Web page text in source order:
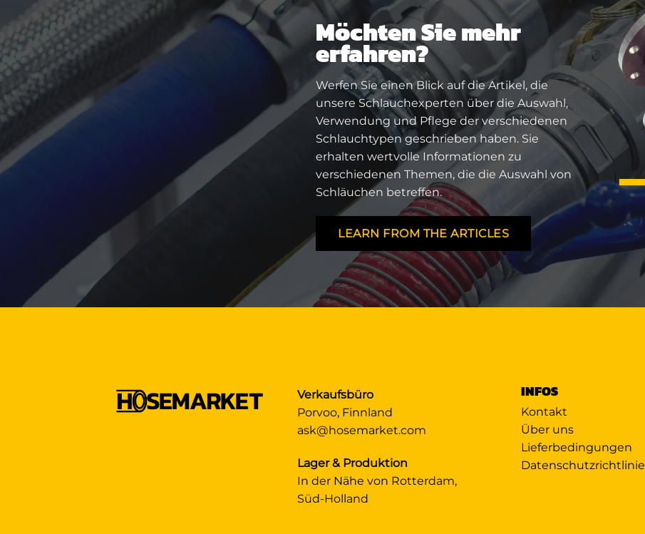
Möchten Sie mehr
erfahren?
Werfen Sie einen Blick auf die Artikel, die
unsere Schlauchexperten über die Auswahl,
Verwendung und Pflege der verschiedenen
Schlauchtypen geschrieben haben. Sie
erhalten wertvolle Informationen zu
verschiedenen Themen, die die Auswahl von
Schläuchen betreffen.
LEARN FROM THE ARTICLES
Verkaufsbüro
Porvoo, Finnland
ask@hosemarket.com
Lager & Produktion
In der Nähe von Rotterdam,
Süd-Holland
INFOS
Kontakt
Über uns
Lieferbedingungen
Datenschutzrichtlinie